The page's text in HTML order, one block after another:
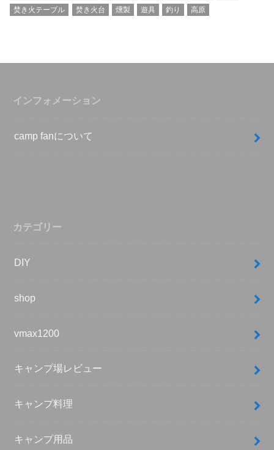
焚き火テーブル
焚き火台 燻製 遊具 釣り 高原
インフォメーション
camp fanについて
カテゴリー
DIY
shop
vmax1200
キャンプ場レビュー
キャンプ料理
キャンプ用品